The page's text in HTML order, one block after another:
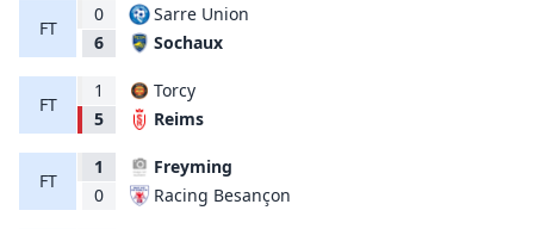
FT
0
6
Sarre Union
Sochaux
FT
1
5
Torcy
Reims
FT
1
0
Freyming
Racing Besançon